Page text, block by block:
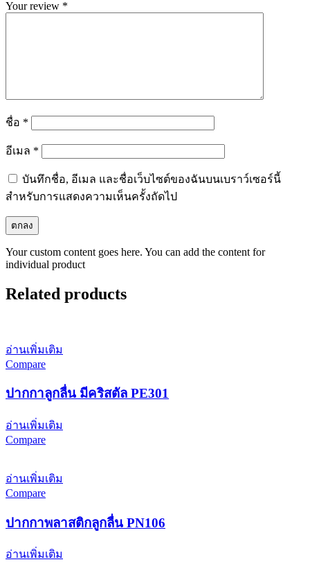
Your review *
ชื่อ *
อีเมล *
บันทึกชื่อ, อีเมล และชื่อเว็บไซต์ของฉันบนเบราว์เซอร์นี้
สำหรับการแสดงความเห็นครั้งถัดไป
Your custom content goes here. You can add the content for
individual product
Related products
อ่านเพิ่มเติม
Compare
ปากกาลูกลื่น มีคริสตัล PE301
อ่านเพิ่มเติม
Compare
อ่านเพิ่มเติม
Compare
ปากกาพลาสติกลูกลื่น PN106
อ่านเพิ่มเติม